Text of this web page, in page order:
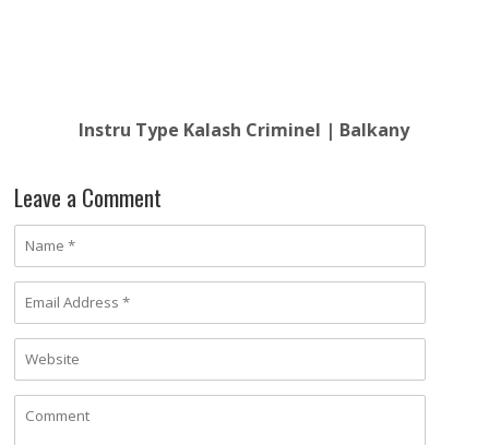
Instru Type Kalash Criminel | Balkany
Leave a Comment